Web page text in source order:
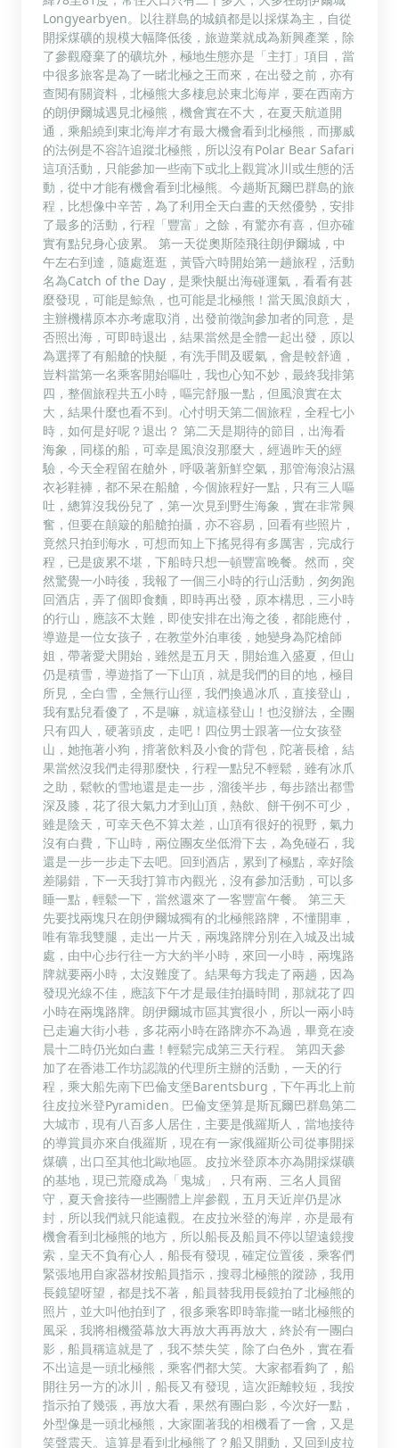
Longyearbyen。以往群島的城鎮都是以採煤為主，自從
開採煤礦的規模大幅降低後，旅遊業就成為新興產業，除
了參觀廢棄了的礦坑外，極地生態亦是「主打」項目，當
中很多旅客是為了一睹北極之王而來，在出發之前，亦有
查閱有關資料，北極熊大多棲息於東北海岸，要在西南方
的朗伊爾城遇見北極熊，機會實在不大，在夏天航道開
通，乘船繞到東北海岸才有最大機會看到北極熊，而挪威
的法例是不容許追蹤北極熊，所以沒有Polar Bear Safari
這項活動，只能參加一些南下或北上觀賞冰川或生態的活
動，從中才能有機會看到北極熊。今趟斯瓦爾巴群島的旅
程，比想像中辛苦，為了利用全天白晝的天然優勢，安排
了最多的活動，行程「豐富」之餘，有驚亦有喜，但亦確
實有點兒身心疲累。 第一天從奧斯陸飛往朗伊爾城，中
午左右到達，隨處逛逛，黃昏六時開始第一趟旅程，活動
名為Catch of the Day，是乘快艇出海碰運氣，看看有甚
麼發現，可能是鯨魚，也可能是北極熊！當天風浪頗大，
主辦機構原本亦考慮取消，出發前徵詢參加者的同意，是
否照出海，可即時退出，結果當然是全體一起出發，原以
為選擇了有船艙的快艇，有洗手間及暖氣，會是較舒適，
豈料當第一名乘客開始嘔吐，我也心知不妙，最終我排第
四，整個旅程共五小時，嘔完舒服一點，但風浪實在太
大，結果什麼也看不到。心忖明天第二個旅程，全程七小
時，如何是好呢？退出？ 第二天是期待的節目，出海看
海象，同樣的船，可幸是風浪沒那麼大，經過昨天的經
驗，今天全程留在艙外，呼吸著新鮮空氣，那管海浪沾濕
衣衫鞋褲，都不呆在船艙，今個旅程好一點，只有三人嘔
吐，總算沒我份兒了，第一次見到野生海象，實在非常興
奮，但要在顛簸的船艙拍攝，亦不容易，回看有些照片，
竟然只拍到海水，可想而知上下搖晃得有多厲害，完成行
程，已是疲累不堪，下船時只想一頓豐富晚餐。然而，突
然驚覺一小時後，我報了一個三小時的行山活動，匆匆跑
回酒店，弄了個即食麵，即時再出發，原本構思，三小時
的行山，應該不太難，即使安排在出海之後，都能應付，
導遊是一位女孩子，在教堂外泊車後，她變身為陀槍師
姐，帶著愛犬開始，雖然是五月天，開始進入盛夏，但山
仍是積雪，導遊指了一下山頂，就是我們的目的地，極目
所見，全白雪，全無行山徑，我們換過冰爪，直接登山，
我有點兒看傻了，不是嘛，就這樣登山！也沒辦法，全團
只有四人，硬著頭皮，走吧！四位男士跟著一位女孩登
山，她拖著小狗，揹著飲料及小食的背包，陀著長槍，結
果當然沒我們走得那麼快，行程一點兒不輕鬆，雖有冰爪
之助，鬆軟的雪地還是走一步，溜後半步，每步踏出都雪
深及膝，花了很大氣力才到山頂，熱飲、餅干例不可少，
雖是陰天，可幸天色不算太差，山頂有很好的視野，氣力
沒有白費，下山時，兩位團友坐低滑下去，為免碰石，我
還是一步一步走下去吧。回到酒店，累到了極點，幸好陰
差陽錯，下一天我打算市內觀光，沒有參加活動，可以多
睡一點，輕鬆一下，當然還來了一客豐富午餐。 第三天
先要找兩塊只在朗伊爾城獨有的北極熊路牌，不懂開車，
唯有靠我雙腿，走出一片天，兩塊路牌分別在入城及出城
處，由中心步行往一方大約半小時，來回一小時，兩塊路
牌就要兩小時，太沒難度了。結果每方我走了兩趟，因為
發現光線不佳，應該下午才是最佳拍攝時間，那就花了四
小時在兩塊路牌。朗伊爾城市區其實很小，所以一兩小時
已走遍大街小巷，多花兩小時在路牌亦不為過，畢竟在凌
晨十二時仍光如白晝！輕鬆完成第三天行程。 第四天參
加了在香港工作坊認識的代理所主辦的活動，一天的行
程，乘大船先南下巴倫支堡Barentsburg，下午再北上前
往皮拉米登Pyramiden。巴倫支堡算是斯瓦爾巴群島第二
大城市，現有八百多人居住，主要是俄羅斯人，當地接待
的導賞員亦來自俄羅斯，現在有一家俄羅斯公司從事開採
煤礦，出口至其他北歐地區。皮拉米登原本亦為開採煤礦
的基地，現已荒廢成為「鬼城」，只有兩、三名人員留
守，夏天會接待一些團體上岸參觀，五月天近岸仍是冰
封，所以我們就只能遠觀。在皮拉米登的海岸，亦是最有
機會看到北極熊的地方，所以船長及船員不停以望遠鏡搜
索，皇天不負有心人，船長有發現，確定位置後，乘客們
緊張地用自家器材按船員指示，搜尋北極熊的蹤跡，我用
長鏡望呀望，都是找不著，船員替我用長鏡拍了北極熊的
照片，並大叫他拍到了，很多乘客即時靠攏一睹北極熊的
風采，我將相機螢幕放大再放大再再放大，終於有一團白
影，船員稱這就是了，我不禁失笑，除了白色外，實在看
不出這是一頭北極熊，乘客們都大笑。大家都看夠了，船
開往另一方的冰川，船長又有發現，這次距離較短，我按
指示拍了幾張，再放大看，果然有團白影，今次好一點，
外型像是一頭北極熊，大家圍著我的相機看了一會，又是
笑聲震天。這算是看到北極熊了？船又開動，又回到皮拉